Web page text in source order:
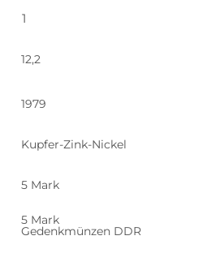
1
12,2
1979
Kupfer-Zink-Nickel
5 Mark
5 Mark
Gedenkmünzen DDR